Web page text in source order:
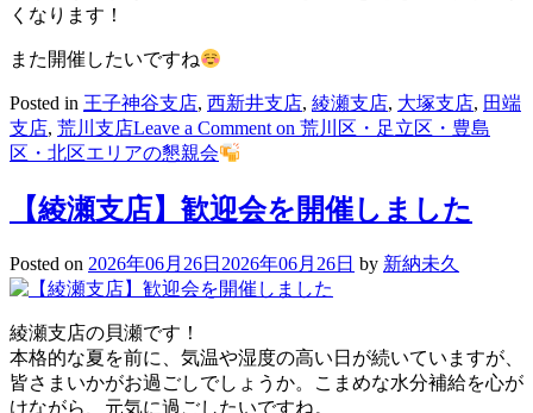
くなります！
また開催したいですね
Posted in 王子神谷支店, 西新井支店, 綾瀬支店, 大塚支店, 田端
支店, 荒川支店Leave a Commenton 荒川区・足立区・豊島
区・北区エリアの懇親会
【綾瀬支店】歓迎会を開催しました
Posted on 2026年06月26日 2026年06月26日 by 新納未久
綾瀬支店の貝瀬です！
本格的な夏を前に、気温や湿度の高い日が続いていますが、
皆さまいかがお過ごしでしょうか。こまめな水分補給を心が
けながら、元気に過ごしたいですね。